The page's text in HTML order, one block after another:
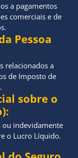
a pagamentos
comerciais e de
Pessoa
relacionados a
de Imposto de
sobre o
ou indevidamente
o Lucro Líquido.